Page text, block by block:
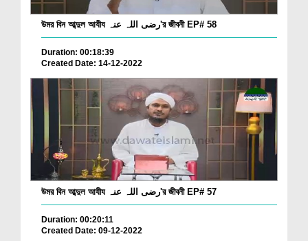
উমর বিন আব্দুল আযীয رضی اللہ عنہ'র জীবনী EP# 58
Duration: 00:18:39
Created Date: 14-12-2022
উমর বিন আব্দুল আযীয رضی اللہ عنہ'র জীবনী EP# 57
Duration: 00:20:11
Created Date: 09-12-2022